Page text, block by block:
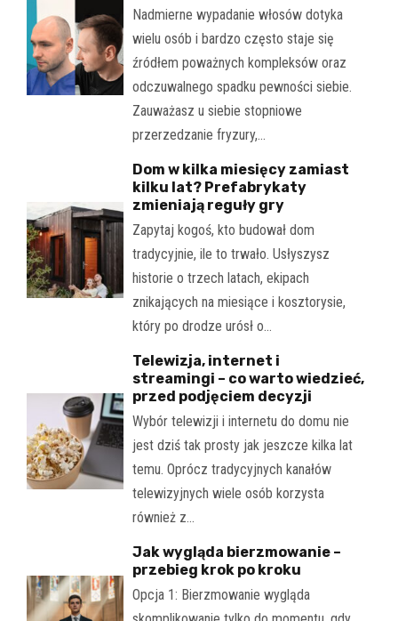
Nadmierne wypadanie włosów dotyka
wielu osób i bardzo często staje się
źródłem poważnych kompleksów oraz
odczuwalnego spadku pewności siebie.
Zauważasz u siebie stopniowe
przerzedzanie fryzury,…
Dom w kilka miesięcy zamiast
kilku lat? Prefabrykaty
zmieniają reguły gry
Zapytaj kogoś, kto budował dom
tradycyjnie, ile to trwało. Usłyszysz
historie o trzech latach, ekipach
znikających na miesiące i kosztorysie,
który po drodze urósł o…
Telewizja, internet i
streamingi – co warto wiedzieć,
przed podjęciem decyzji
Wybór telewizji i internetu do domu nie
jest dziś tak prosty jak jeszcze kilka lat
temu. Oprócz tradycyjnych kanałów
telewizyjnych wiele osób korzysta
również z…
Jak wygląda bierzmowanie –
przebieg krok po kroku
Opcja 1: Bierzmowanie wygląda